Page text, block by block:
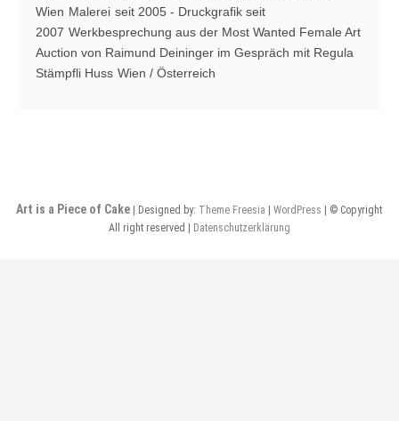
Wien Malerei seit 2005 - Druckgrafik seit
2007 Werkbesprechung aus der Most Wanted Female Art
Auction von Raimund Deininger im Gespräch mit Regula
Stämpfli Huss Wien / Österreich
Art is a Piece of Cake | Designed by: Theme Freesia |WordPress
| © Copyright
All right reserved |
Datenschutzerklärung